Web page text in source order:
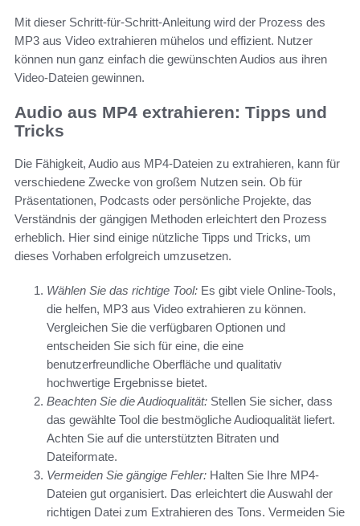
Mit dieser Schritt-für-Schritt-Anleitung wird der Prozess des
MP3 aus Video extrahieren mühelos und effizient. Nutzer
können nun ganz einfach die gewünschten Audios aus ihren
Video-Dateien gewinnen.
Audio aus MP4 extrahieren: Tipps und
Tricks
Die Fähigkeit, Audio aus MP4-Dateien zu extrahieren, kann für
verschiedene Zwecke von großem Nutzen sein. Ob für
Präsentationen, Podcasts oder persönliche Projekte, das
Verständnis der gängigen Methoden erleichtert den Prozess
erheblich. Hier sind einige nützliche Tipps und Tricks, um
dieses Vorhaben erfolgreich umzusetzen.
Wählen Sie das richtige Tool: Es gibt viele Online-Tools,
die helfen, MP3 aus Video extrahieren zu können.
Vergleichen Sie die verfügbaren Optionen und
entscheiden Sie sich für eine, die eine
benutzerfreundliche Oberfläche und qualitativ
hochwertige Ergebnisse bietet.
Beachten Sie die Audioqualität: Stellen Sie sicher, dass
das gewählte Tool die bestmögliche Audioqualität liefert.
Achten Sie auf die unterstützten Bitraten und
Dateiformate.
Vermeiden Sie gängige Fehler: Halten Sie Ihre MP4-
Dateien gut organisiert. Das erleichtert die Auswahl der
richtigen Datei zum Extrahieren des Tons. Vermeiden Sie